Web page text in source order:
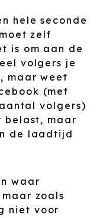
hele seconde
zelf
is om aan de
volgers je
maar weet
(met
volgers)
belast, maar
de laadtijd
waar
zoals
niet voor